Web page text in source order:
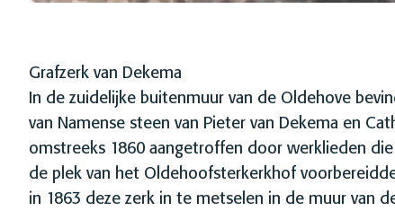
Grafzerk van Dekema
In de zuidelijke buitenmuur van de Oldehove
van Namense steen van Pieter van Dekema en
omstreeks 1860 aangetroffen door werklieden
de plek van het Oldehoofsterkerkhof
in 1863 deze zerk in te metselen in de muur van